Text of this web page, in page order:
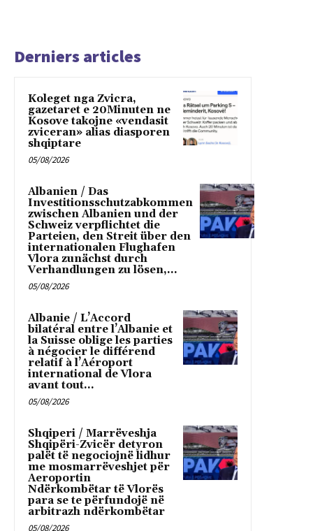
Derniers articles
Koleget nga Zvicra,
gazetaret e 20Minuten ne
Kosove takojne «vendasit
zviceran» alias diasporen
shqiptare
05/08/2026
Albanien / Das
Investitionsschutzabkommen
zwischen Albanien und der
Schweiz verpflichtet die
Parteien, den Streit über den
internationalen Flughafen
Vlora zunächst durch
Verhandlungen zu lösen,...
05/08/2026
Albanie / L’Accord
bilatéral entre l’Albanie et
la Suisse oblige les parties
à négocier le différend
relatif à l’Aéroport
international de Vlora
avant tout...
05/08/2026
Shqiperi / Marrëveshja
Shqipëri-Zvicër detyron
palët të negociojnë lidhur
me mosmarrëveshjet për
Aeroportin
Ndërkombëtar të Vlorës
para se te përfundojë në
arbitrazh ndërkombëtar
05/08/2026